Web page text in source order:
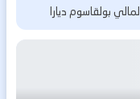
بولقاسوم ديارا